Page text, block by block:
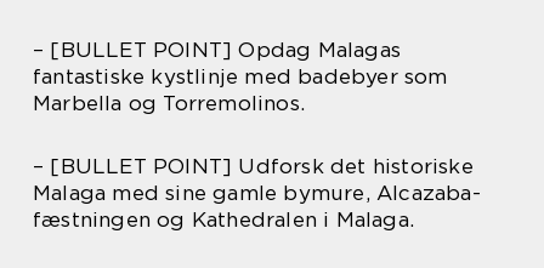
– [BULLET POINT] Opdag Malagas
fantastiske kystlinje med badebyer som
Marbella og Torremolinos.
– [BULLET POINT] Udforsk det historiske
Malaga med sine gamle bymure, Alcazaba-
fæstningen og Kathedralen i Malaga.